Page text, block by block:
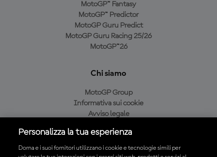
MotoGP™ Fantasy
MotoGP™ Predictor
MotoGP Guru Predict
MotoGP Guru Racing 25/26
MotoGP™26
Chi siamo
MotoGP Group
Informativa sui cookie
Avviso legale
Condizioni di acquisto
Personalizza la tua esperienza
Dorna e i suoi fornitori utilizzano i cookie e tecnologie simili per